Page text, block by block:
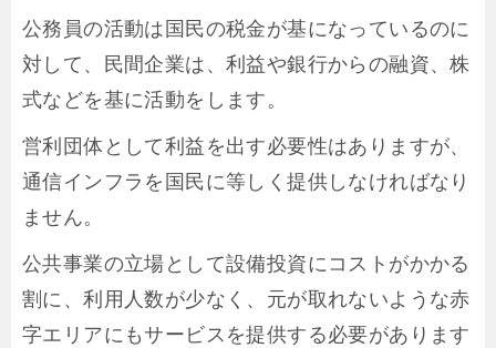
公務員の活動は国民の税金が基になっているのに
対して、民間企業は、利益や銀行からの融資、株
式などを基に活動をします。
営利団体として利益を出す必要性はありますが、
通信インフラを国民に等しく提供しなければなり
ません。
公共事業の立場として設備投資にコストがかかる
割に、利用人数が少なく、元が取れないような赤
字エリアにもサービスを提供する必要があります